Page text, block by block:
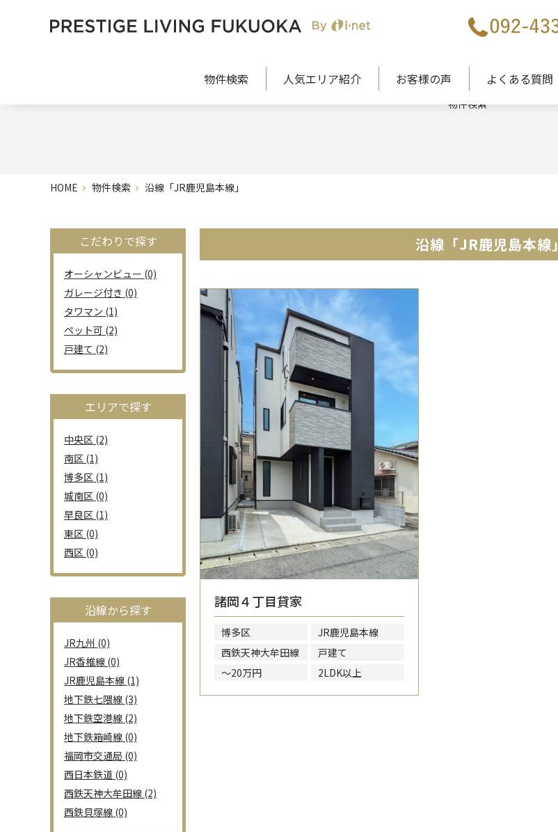
物件検索 人気エリア紹介 お客様の声 よくある質問
PROPERTY
物件検索
HOME 物件検索 沿線「JR鹿児島本線」
沿線「JR鹿児島本線」
諸岡４丁目貸家
博多区
JR鹿児島本線
西鉄天神大牟田線
戸建て
～20万円
2LDK以上
こだわりで探す
オーシャンビュー (0)
ガレージ付き (0)
タワマン (1)
ペット可 (2)
戸建て (2)
エリアで探す
中央区 (2)
南区 (1)
博多区 (1)
城南区 (0)
早良区 (1)
東区 (0)
西区 (0)
沿線から探す
JR九州 (0)
JR香椎線 (0)
JR鹿児島本線 (1)
地下鉄七隈線 (3)
地下鉄空港線 (2)
地下鉄箱崎線 (0)
福岡市交通局 (0)
西日本鉄道 (0)
西鉄天神大牟田線 (2)
西鉄貝塚線 (0)